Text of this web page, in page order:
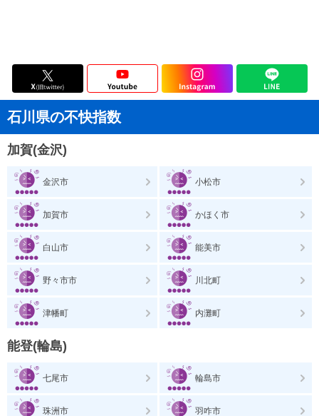
石川県の不快指数
加賀(金沢)
金沢市 小松市
加賀市 かほく市
白山市 能美市
野々市市 川北町
津幡町 内灘町
能登(輪島)
七尾市 輪島市
珠洲市 羽咋市